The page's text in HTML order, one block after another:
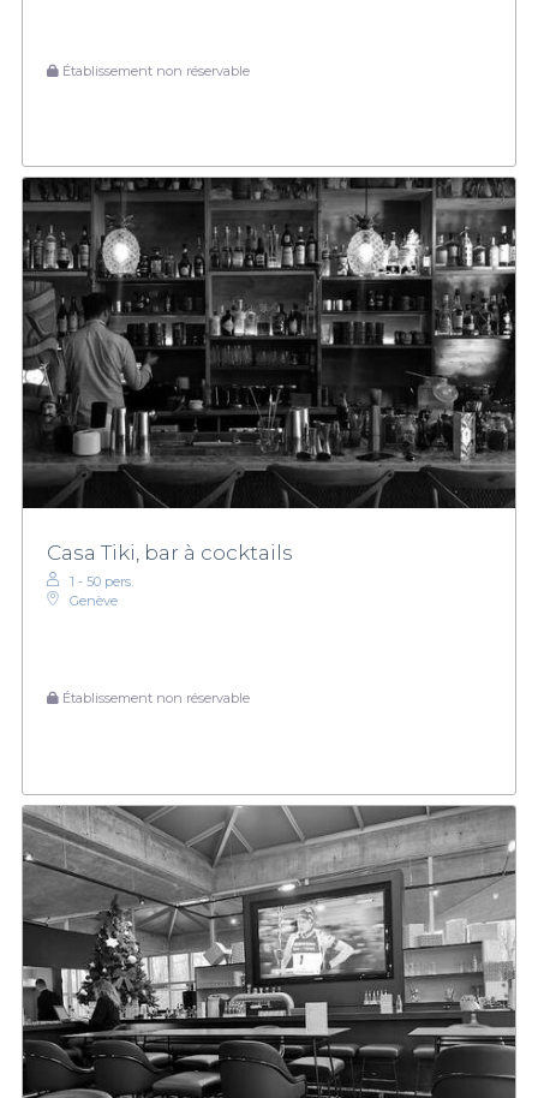
Établissement non réservable
Casa Tiki, bar à cocktails
1 - 50 pers.
Genève
Établissement non réservable